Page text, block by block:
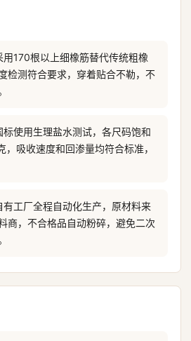
170根以上细橡筋替代传统粗橡
检测符合要求，穿着贴合不勒，不
使用生理盐水测试，各尺码饱和
吸收速度和回渗量均符合标准，
工厂全程自动化生产，原材料来
商，不合格品自动粉碎，避免二次